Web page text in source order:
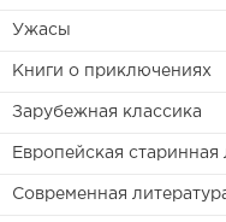
Ужасы
Книги о приключениях
Зарубежная классика
Европейская старинная
Современная